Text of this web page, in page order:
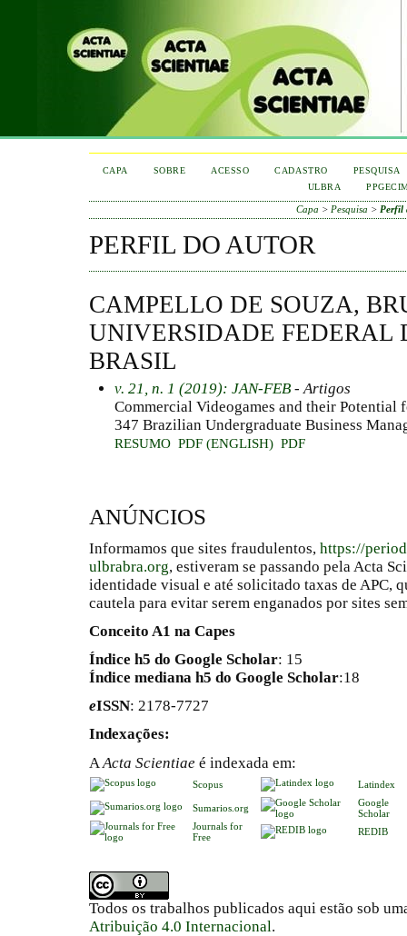
CAPA SOBRE ACESSO CADASTRO
PESQUISA
ULBRA
Capa > Pesquisa > Perfil
PERFIL DO AUTOR
CAMPELLO DE SOUZA,
UNIVERSIDADE FEDERAL
BRASIL
v. 21, n. 1 (2019): JAN-FEB - Artigos
Commercial Videogames and their
347 Brazilian Undergraduate Business
RESUMO PDF (ENGLISH) PDF
ANÚNCIOS
Informamos que sites fraudulentos, https://
ulbrabra.org, estiveram se passando pela Acta
identidade visual e até solicitado taxas de APC,
cautela para evitar serem enganados por sites
Conceito A1 na Capes
Índice h5 do Google Scholar: 15
Índice mediana h5 do Google Scholar:18
eISSN: 2178-7727
Indexações:
A Acta Scientiae é indexada em:
Scopus Latindex
Sumarios.org
Google
Scholar
Journals for
Free
REDIB
Todos os trabalhos publicados aqui estão sob
Atribuição 4.0 Internacional.